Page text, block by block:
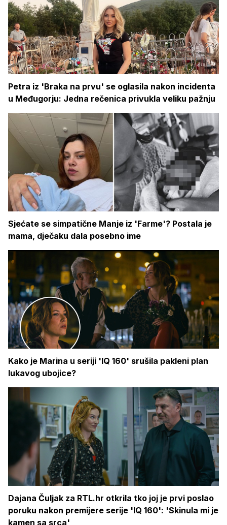
Petra iz 'Braka na prvu' se oglasila nakon incidenta
u Međugorju: Jedna rečenica privukla veliku pažnju
Sjećate se simpatične Manje iz 'Farme'? Postala je
mama, dječaku dala posebno ime
Kako je Marina u seriji 'IQ 160' srušila pakleni plan
lukavog ubojice?
Dajana Čuljak za RTL.hr otkrila tko joj je prvi poslao
poruku nakon premijere serije 'IQ 160': 'Skinula mi je
kamen sa srca'